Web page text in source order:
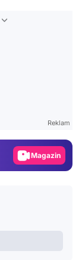
Reklam
Video